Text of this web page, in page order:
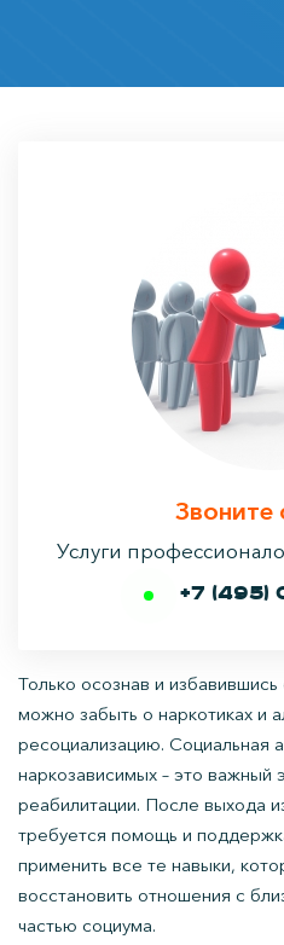
Звоните
Услуги
+7 (495)
Только осознав и
можно забыть о наркотиках и
ресоциализацию. Социальная
наркозависимых – это важный
реабилитации. После выхода
требуется помощь и
применить все те навыки,
восстановить отношения с
частью социума.